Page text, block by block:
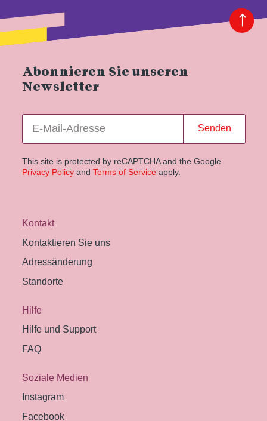
Abonnieren Sie unseren
Newsletter
Senden
This site is protected by reCAPTCHA and the Google
Privacy Policyand Terms of Service apply.
Kontakt
Kontaktieren Sie uns
Adressänderung
Standorte
Hilfe
Hilfe und Support
FAQ
Soziale Medien
Instagram
Facebook